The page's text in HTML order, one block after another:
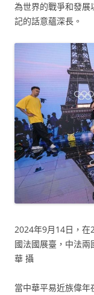
為世界的戰爭和發展
記的話意蘊深長。
2024年9月14日，在
國法國展臺，中法
華 攝
當中華平易近族偉